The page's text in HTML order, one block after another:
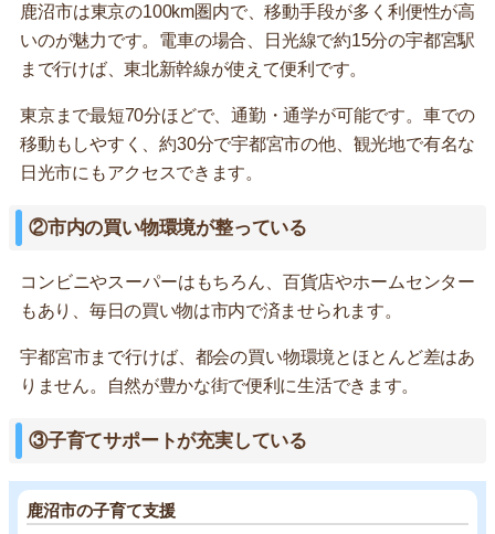
鹿沼市は東京の100km圏内で、移動手段が多く利便性が高
いのが魅力です。電車の場合、日光線で約15分の宇都宮駅
まで行けば、東北新幹線が使えて便利です。
東京まで最短70分ほどで、通勤・通学が可能です。車での
移動もしやすく、約30分で宇都宮市の他、観光地で有名な
日光市にもアクセスできます。
②市内の買い物環境が整っている
コンビニやスーパーはもちろん、百貨店やホームセンター
もあり、毎日の買い物は市内で済ませられます。
宇都宮市まで行けば、都会の買い物環境とほとんど差はあ
りません。自然が豊かな街で便利に生活できます。
③子育てサポートが充実している
鹿沼市の子育て支援